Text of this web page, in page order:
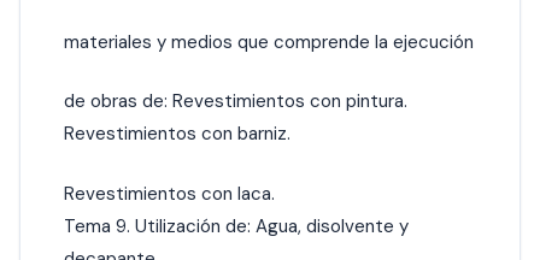
materiales y medios que comprende la ejecución
de obras de: Revestimientos con pintura.
Revestimientos con barniz.
Revestimientos con laca.
Tema 9. Utilización de: Agua, disolvente y